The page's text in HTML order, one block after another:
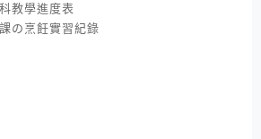
教學進度表
の烹飪實習紀錄